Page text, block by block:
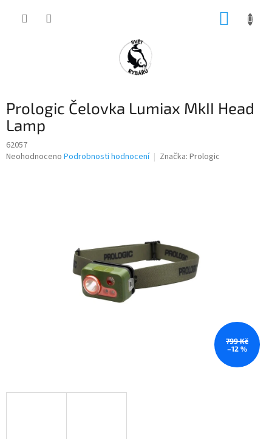
Prologic Čelovka Lumiax MkII Head
Lamp
62057
Průměrné
Neohodnoceno Podrobnosti hodnocení Značka: Prologic
799 Kč
–12 %